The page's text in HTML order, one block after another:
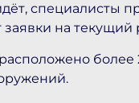
специалисты
на текущий